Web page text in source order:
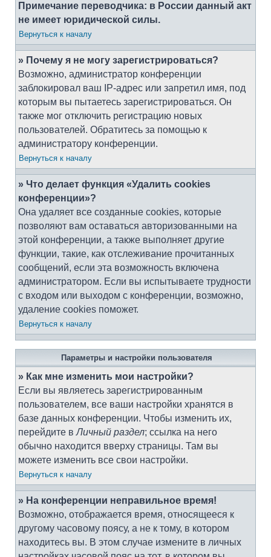
Примечание переводчика: в России данный акт
не имеет юридической силы.
Вернуться к началу
» Почему я не могу зарегистрироваться?
Возможно, администратор конференции
заблокировал ваш IP-адрес или запретил имя, под
которым вы пытаетесь зарегистрироваться. Он
также мог отключить регистрацию новых
пользователей. Обратитесь за помощью к
администратору конференции.
Вернуться к началу
» Что делает функция «Удалить cookies
конференции»?
Она удаляет все созданные cookies, которые
позволяют вам оставаться авторизованными на
этой конференции, а также выполняет другие
функции, такие, как отслеживание прочитанных
сообщений, если эта возможность включена
администратором. Если вы испытываете трудности
с входом или выходом с конференции, возможно,
удаление cookies поможет.
Вернуться к началу
Параметры и настройки пользователя
» Как мне изменить мои настройки?
Если вы являетесь зарегистрированным
пользователем, все ваши настройки хранятся в
базе данных конференции. Чтобы изменить их,
перейдите вЛичный раздел; ссылка на него
обычно находится вверху страницы. Там вы
можете изменить все свои настройки.
Вернуться к началу
» На конференции неправильное время!
Возможно, отображается время, относящееся к
другому часовому поясу, а не к тому, в котором
находитесь вы. В этом случае измените в личных